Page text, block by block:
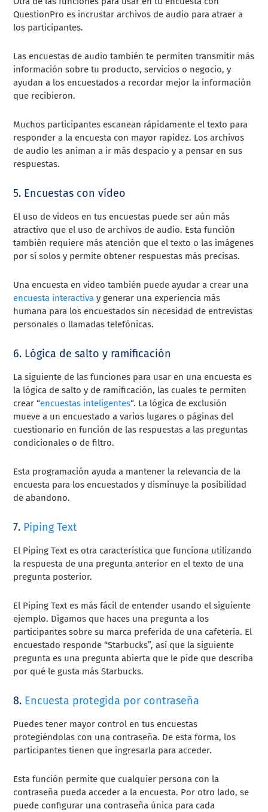
QuestionPro es incrustar archivos de audio para atraer a
los participantes.
Las encuestas de audio también te permiten transmitir más
información sobre tu producto, servicios o negocio, y
ayudan a los encuestados a recordar mejor la información
que recibieron.
Muchos participantes escanean rápidamente el texto para
responder a la encuesta con mayor rapidez. Los archivos
de audio les animan a ir más despacio y a pensar en sus
respuestas.
5. Encuestas con vídeo
El uso de videos en tus encuestas puede ser aún más
atractivo que el uso de archivos de audio. Esta función
también requiere más atención que el texto o las imágenes
por sí solos y permite obtener respuestas más precisas.
Una encuesta en video también puede ayudar a crear una
encuesta interactiva y generar una experiencia más
humana para los encuestados sin necesidad de entrevistas
personales o llamadas telefónicas.
6. Lógica de salto y ramificación
La siguiente de las funciones para usar en una encuesta es
la lógica de salto y de ramificación, las cuales te permiten
crear “encuestas inteligentes“. La lógica de exclusión
mueve a un encuestado a varios lugares o páginas del
cuestionario en función de las respuestas a las preguntas
condicionales o de filtro.
Esta programación ayuda a mantener la relevancia de la
encuesta para los encuestados y disminuye la posibilidad
de abandono.
7. Piping Text
El Piping Text es otra característica que funciona utilizando
la respuesta de una pregunta anterior en el texto de una
pregunta posterior.
El Piping Text es más fácil de entender usando el siguiente
ejemplo. Digamos que haces una pregunta a los
participantes sobre su marca preferida de una cafetería. El
encuestado responde “Starbucks”, así que la siguiente
pregunta es una pregunta abierta que le pide que describa
por qué le gusta más Starbucks.
8. Encuesta protegida por contraseña
Puedes tener mayor control en tus encuestas
protegiéndolas con una contraseña. De esta forma, los
participantes tienen que ingresarla para acceder.
Esta función permite que cualquier persona con la
contraseña pueda acceder a la encuesta. Por otro lado, se
puede configurar una contraseña única para cada